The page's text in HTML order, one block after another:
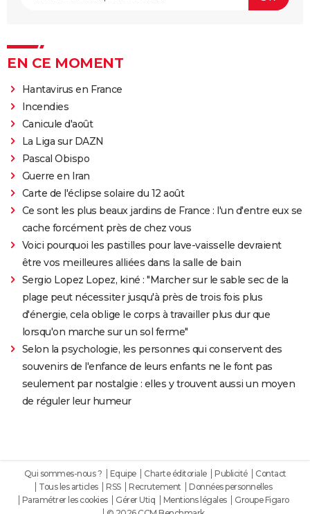
EN CE MOMENT
Hantavirus en France
Incendies
Canicule d'août
La Liga sur DAZN
Pascal Obispo
Guerre en Iran
Carte de l'éclipse solaire du 12 août
Ce sont les plus beaux jardins de France : l'un d'entre eux se
cache forcément près de chez vous
Voici pourquoi les pastilles pour lave-vaisselle devraient
être vos meilleures alliées dans la salle de bain
Sergio Lopez Lopez, kiné : "Marcher sur le sable sec de la
plage peut nécessiter jusqu'à près de trois fois plus
d'énergie, cela oblige le corps à travailler plus dur que
lorsqu'on marche sur un sol ferme"
Selon la psychologie, les personnes qui conservent des
souvenirs de l'enfance de leurs enfants ne le font pas
seulement par nostalgie : elles y trouvent aussi un moyen
de réguler leur humeur
Qui sommes-nous ? Equipe Charte éditoriale Publicité
Contact
Tous les articles
RSS Recrutement
Données personnelles
Paramétrer les cookies
Gérer Utiq Mentions légales
Groupe Figaro